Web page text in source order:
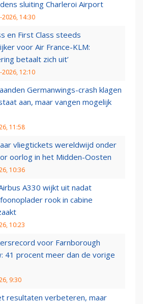
sluiting Charleroi Airport
2026, 14:30
en First Class steeds
voor Air France-KLM:
betaalt zich uit’
2026, 12:10
Germanwings-crash klagen
aan, maar vangen mogelijk
11:58
vliegtickets wereldwijd onder
oorlog in het Midden-Oosten
10:36
A330 wijkt uit nadat
rook in cabine
10:23
voor Farnborough
41 procent meer dan de vorige
9:30
resultaten verbeteren, maar